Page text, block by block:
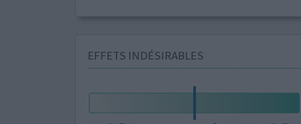
EFFETS INDÉSIRABLES